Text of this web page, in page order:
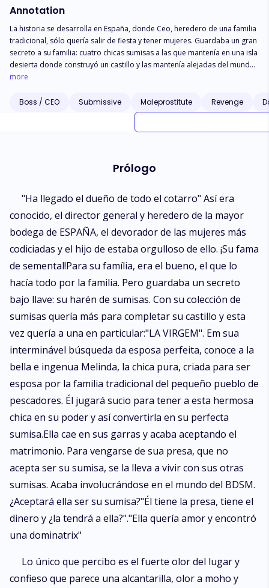
Annotation
La historia se desarrolla en España, donde Ceo, heredero de una familia
tradicional, sólo quería salir de fiesta y tener mujeres. Guardaba un gran
secreto a su familia: cuatro chicas sumisas a las que mantenía en una isla
desierta donde construyó un castillo y las mantenía alejadas del mundo.
Aburrido de su vida acelerada, quería algo nuevo para entretenerse y su
rápidamente. Se fue de juerga y quería una sumisa virgen para su
colección y conoció a la bella e ingenua Melinda, criada por una familia
more
Boss / CEO Submissive Maleprostitute Revenge
Prólogo
"Ha llegado el dueño de todo el cotarro" Así era
conocido, el director general y heredero de la mayor
bodega de ESPAÑA, el devorador de las mujeres más
codiciadas y el hijo de estaba orgulloso de ello. ¡Su fama
de semental!Para su família, era el bueno, el que lo
hacía todo por la familia. Pero guardaba un secreto
bajo llave: su harén de sumisas. Con su colección de
sumisas quería más para completar su castillo y esta
vez quería a una en particular:"LA VIRGEM". Em sua
interminável búsqueda da esposa perfeita, conoce a la
bella e ingenua Melinda, la chica pura, criada para ser
esposa por la familia tradicional del pequeño pueblo de
pescadores. Él jugará sucio para tener a esta hermosa
chica en su poder y así convertirla en su perfecta
sumisa.Ella cae en sus garras y acaba aceptando el
matrimonio. Para vengarse de sua presa, que no
acepta ser su sumisa, se la lleva a vivir con sus otras
sumisas. Acaba involucrándose en el mundo del BDSM.
¿Aceptará ella ser su sumisa?"Él tiene la presa, tiene el
dinero y ¿la tendrá a ella?"."Ella quería amor y encontró
una dominatrix"
Lo único que percibo es el fuerte olor del lugar y
confieso que parece una alcantarilla, olor a moho y